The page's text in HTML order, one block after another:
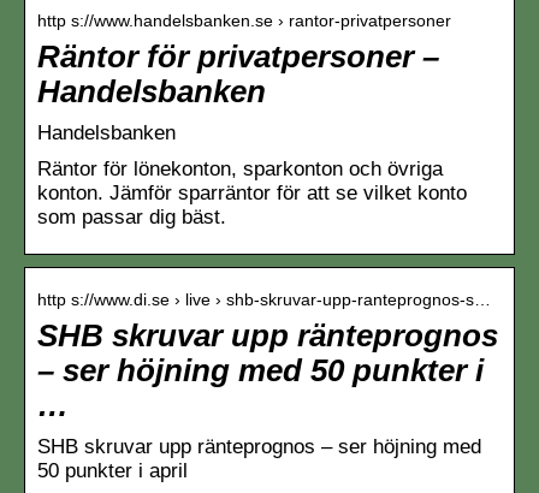
http s://www.handelsbanken.se › rantor-privatpersoner
Räntor för privatpersoner –
Handelsbanken
Handelsbanken
Räntor för lönekonton, sparkonton och övriga
konton. Jämför sparräntor för att se vilket konto
som passar dig bäst.
http s://www.di.se › live › shb-skruvar-upp-ranteprognos-s…
SHB skruvar upp ränteprognos
– ser höjning med 50 punkter i
…
SHB skruvar upp ränteprognos – ser höjning med
50 punkter i april